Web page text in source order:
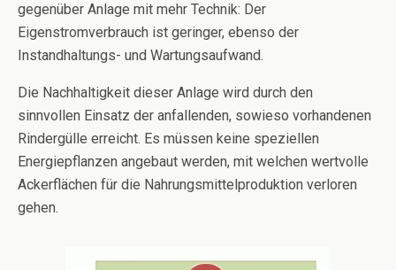
gegenüber Anlage mit mehr Technik: Der
Eigenstromverbrauch ist geringer, ebenso der
Instandhaltungs- und Wartungsaufwand.
Die Nachhaltigkeit dieser Anlage wird durch den
sinnvollen Einsatz der anfallenden, sowieso vorhandenen
Rindergülle erreicht. Es müssen keine speziellen
Energiepflanzen angebaut werden, mit welchen wertvolle
Ackerflächen für die Nahrungsmittelproduktion verloren
gehen.